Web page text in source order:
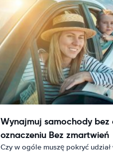
Wynajmuj samochody bez
oznaczeniu Bez zmartwień
Czy w ogóle muszę pokryć udział